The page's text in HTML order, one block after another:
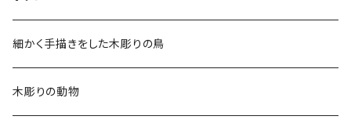
2019
チュニック
リバーシブル 帽子
細かく手描きをした木彫りの鳥
木彫りの動物